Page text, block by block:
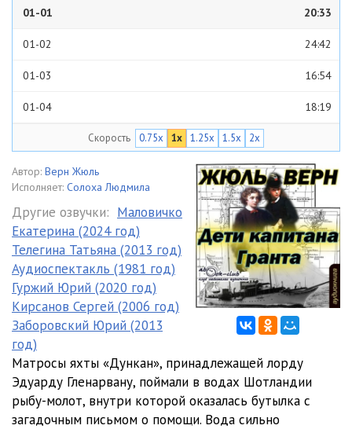
01-01 20:33
01-02 24:42
01-03 16:54
01-04 18:19
01-06 24:32
19:31
01-08 22:23
01-09 32:14
01-10 28:44
01-11
01-12
01-13 31:53
01-14
Скорость 0.75x 1x 1.25x 1.5x 2x
Автор: Верн Жюль
Исполняет: Солоха Людмила
Другие озвучки: Маловичко
Екатерина (2024 год)
Телегина Татьяна (2013 год)
Аудиоспектакль (1981 год)
Гуржий Юрий (2020 год)
Кирсанов Сергей (2006 год)
Заборовский Юрий (2013
год)
Матросы яхты «Дункан», принадлежащей лорду
Эдуарду Гленарвану, поймали в водах Шотландии
рыбу-молот, внутри которой оказалась бутылка с
загадочным письмом о помощи. Вода сильно